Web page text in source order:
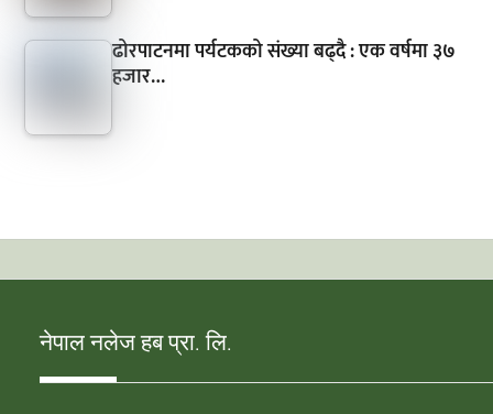
ढोरपाटनमा पर्यटकको संख्या बढ्दै : एक वर्षमा ३७
हजार…
नेपाल नलेज हब प्रा. लि.